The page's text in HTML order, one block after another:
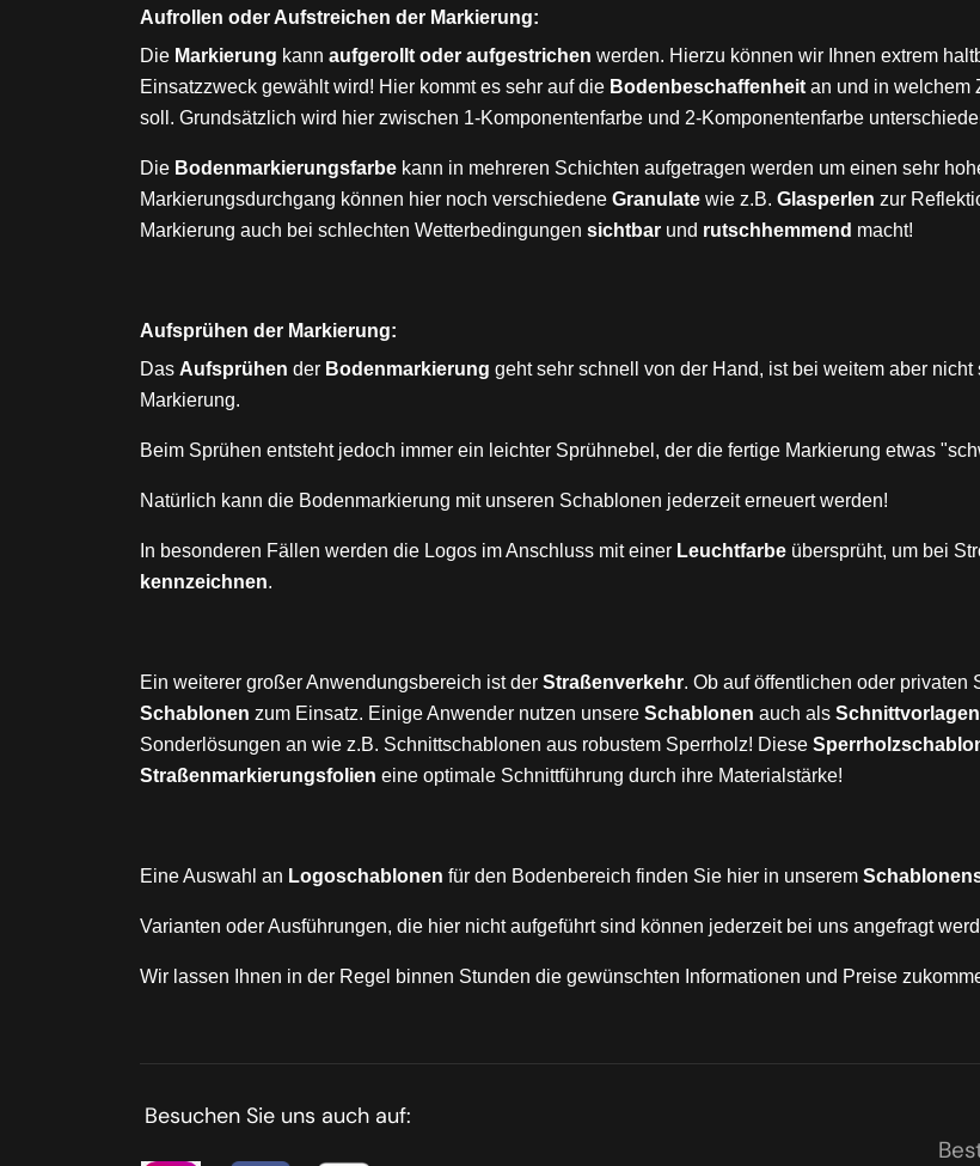
Aufrollen oder Aufstreichen der Markierung:
Die Markierung kann aufgerollt oder aufgestrichen werden. Hierzu können wir Ihnen extrem
Einsatzzweck gewählt wird! Hier kommt es sehr auf die Bodenbeschaffenheit an und in welchem
soll. Grundsätzlich wird hier zwischen 1-Komponentenfarbe und 2-Komponentenfarbe
Die Bodenmarkierungsfarbe kann in mehreren Schichten aufgetragen werden um einen sehr
Markierungsdurchgang können hier noch verschiedene Granulate wie z.B. Glasperlen zur
Markierung auch bei schlechten Wetterbedingungen sichtbar und rutschhemmend macht!
Aufsprühen der Markierung:
Das Aufsprühen der Bodenmarkierung geht sehr schnell von der Hand, ist bei weitem aber
Markierung.
Beim Sprühen entsteht jedoch immer ein leichter Sprühnebel, der die fertige Markierung etwas
Natürlich kann die Bodenmarkierung mit unseren Schablonen jederzeit erneuert werden!
In besonderen Fällen werden die Logos im Anschluss mit einer Leuchtfarbe übersprüht, um bei
kennzeichnen.
Ein weiterer großer Anwendungsbereich ist der Straßenverkehr. Ob auf öffentlichen oder privaten
Schablonen zum Einsatz. Einige Anwender nutzen unsere Schablonen auch als Schnittvorlagen
Sonderlösungen an wie z.B. Schnittschablonen aus robustem Sperrholz! Diese
Straßenmarkierungsfolien eine optimale Schnittführung durch ihre Materialstärke!
Eine Auswahl an Logoschablonen für den Bodenbereich finden Sie hier in unserem
Varianten oder Ausführungen, die hier nicht aufgeführt sind können jederzeit bei uns angefragt
Wir lassen Ihnen in der Regel binnen Stunden die gewünschten Informationen und Preise
Besuchen Sie uns auch auf: